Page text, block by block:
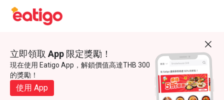
立即領取 App 限定獎勵！
現在使用 Eatigo App，解鎖價值高達THB 300
的獎勵！
使用 App